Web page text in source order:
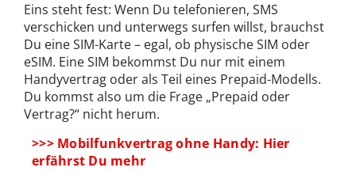
Eins steht fest: Wenn Du telefonieren, SMS
verschicken und unterwegs surfen willst, brauchst
Du eine SIM-Karte – egal, ob physische SIM oder
eSIM. Eine SIM bekommst Du nur mit einem
Handyvertrag oder als Teil eines Prepaid-Modells.
Du kommst also um die Frage „Prepaid oder
Vertrag?“ nicht herum.
>>> Mobilfunkvertrag ohne Handy: Hier
erfährst Du mehr